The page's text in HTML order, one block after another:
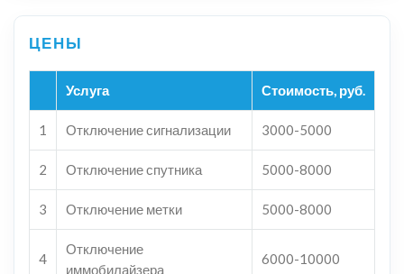
Услуга Стоимость, руб.
1 Отключение сигнализации 3000-5000
2 Отключение спутника 5000-8000
3 Отключение метки 5000-8000
4
Отключение
иммобилайзера
6000-10000